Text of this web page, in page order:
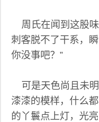
周氏在闻到这股
刺客脱不了干系，
你没事吧？”
可是天色尚且未
漆漆的模样，什么
的丫鬟点上灯，光